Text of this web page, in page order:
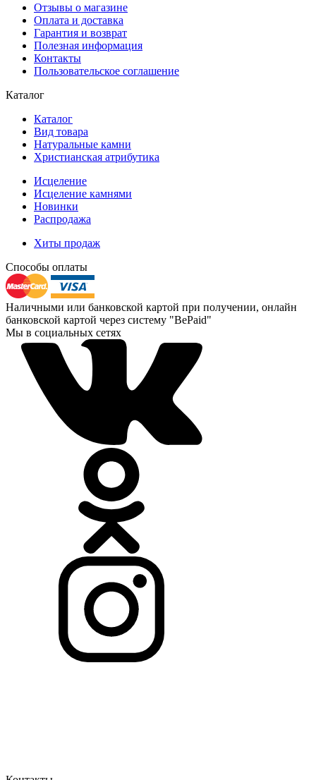
Отзывы о магазине
Оплата и доставка
Гарантия и возврат
Полезная информация
Контакты
Пользовательское соглашение
Каталог
Каталог
Вид товара
Натуральные камни
Христианская атрибутика
Исцеление
Исцеление камнями
Новинки
Распродажа
Хиты продаж
Способы оплаты
Наличными или банковской картой при получении, онлайн
банковской картой через систему "BePaid"
Мы в социальных сетях